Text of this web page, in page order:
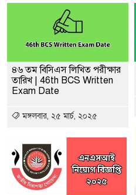
৪৬ তম বিসিএস লিখিত পরীক্ষার
তারিখ | 46th BCS Written
Exam Date
মঙ্গলবার, ২৫ মার্চ, ২০২৫